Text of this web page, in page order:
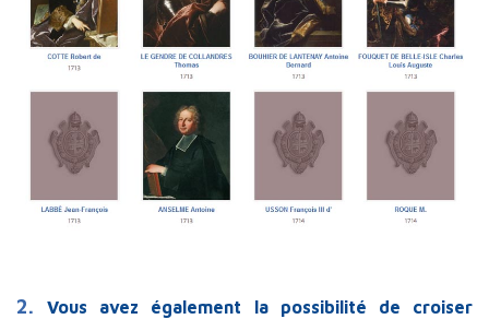
2.
Vous avez également la possibilité de croiser